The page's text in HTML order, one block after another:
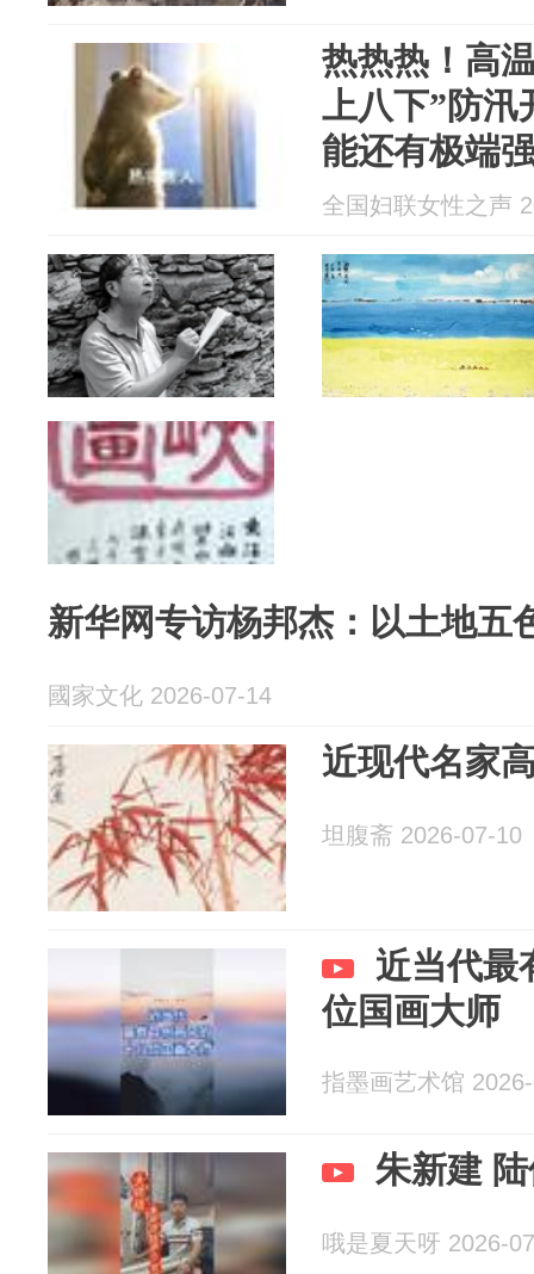
热热热！高
上八下”防汛
能还有极端
观影！定好
全国妇联女性之声
新华网专访杨邦杰：以土地五
國家文化 2026-07-14
近现代名家
坦腹斋 2026-07-10
近当代最
位国画大师
指墨画艺术馆
朱新建
哦是夏天呀 2026-